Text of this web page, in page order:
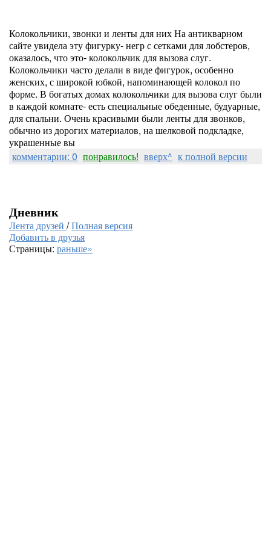
Колокольчики, звонки и ленты для них На антикварном
сайте увидела эту фигурку- негр с сетками для лобстеров,
оказалось, что это- колокольчик для вызова слуг.
Колокольчики часто делали в виде фигурок, особенно
женских, с широкой юбкой, напоминающей колокол по
форме. В богатых домах колокольчики для вызова слуг были
в каждой комнате- есть специальные обеденные, будуарные,
для спальни. Очень красивыми были ленты для звонков,
обычно из дорогих материалов, на шелковой подкладке,
украшенные вы
комментарии: 0 понравилось! вверх^ к полной версии
Дневник
Лента друзей /Полная версия
Добавить в друзья
Страницы: раньше»